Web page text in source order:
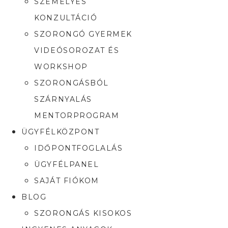
KONZULTÁCIÓ
SZORONGÓ GYERMEK
VIDEÓSOROZAT ÉS
WORKSHOP
SZORONGÁSBÓL
SZÁRNYALÁS
MENTORPROGRAM
ÜGYFÉLKÖZPONT
IDŐPONTFOGLALÁS
ÜGYFÉLPANEL
SAJÁT FIÓKOM
BLOG
SZORONGÁS KISOKOS